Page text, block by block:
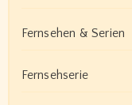
Fernsehen & Serien
Fernsehserie